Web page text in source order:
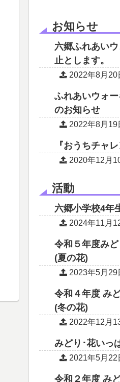
お知らせ
六郷ふれあい
止とします。
2022年8月20
ふれあいウォ
のお知らせ
2022年8月19
『おうちチャ
2020年12月
活動
六郷小学校4年
2024年11月
令和５年度み
(夏の花)
2023年5月29
令和４年度 み
(冬の花)
2022年12月
みどり･花いっ
2021年5月22
令和２年度 み